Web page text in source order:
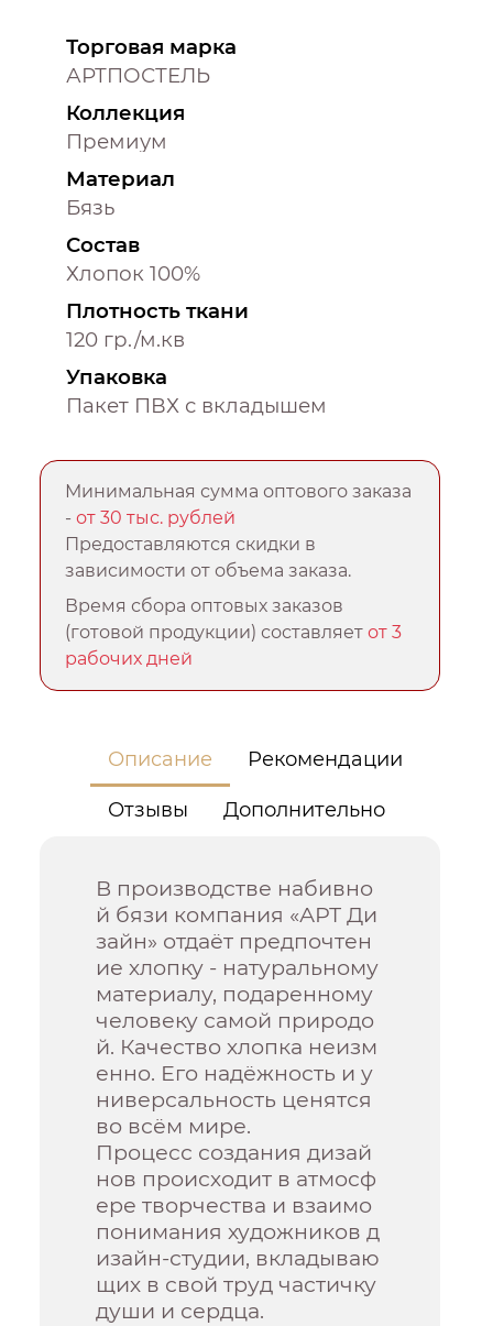
Торговая марка
АРТПОСТЕЛЬ
Коллекция
Премиум
Материал
Бязь
Состав
Хлопок 100%
Плотность ткани
120 гр./м.кв
Упаковка
Пакет ПВХ с вкладышем
Минимальная сумма оптового заказа
-от 30 тыс. рублей
Предоставляются скидки в
зависимости от объема заказа.
Время сбора оптовых заказов
(готовой продукции) составляетот 3
рабочих дней
Описание Рекомендации
Отзывы Дополнительно
В производстве набивно
й бязи компания «АРТ Ди
зайн» отдаёт предпочтен
ие хлопку - натуральному
материалу, подаренному
человеку самой природо
й. Качество хлопка неизм
енно. Его надёжность и у
ниверсальность ценятся
во всём мире.
Процесс создания дизай
нов происходит в атмосф
ере творчества и взаимо
понимания художников д
изайн-студии, вкладываю
щих в свой труд частичку
души и сердца.